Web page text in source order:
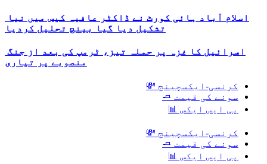
اسلام آباد ہائی کورٹ نے ڈاکٹر عافیہ کیس میں نیا
تشکیل دیا گیا بینچ تحلیل کردیا
اسرائیل کا غزہ پر حملہ تیز، ٹرمپ کی بعد از جنگ
منصوبے پر تیاری
کرنسی-ایکسچینج 💸
سونے کی قیمت 🧈
پی ایس ایکس 📊
کرنسی-ایکسچینج 💸
سونے کی قیمت 🧈
پی ایس ایکس 📊